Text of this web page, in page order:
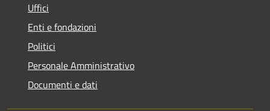
Uffici
Enti e fondazioni
Politici
Personale Amministrativo
Documenti e dati